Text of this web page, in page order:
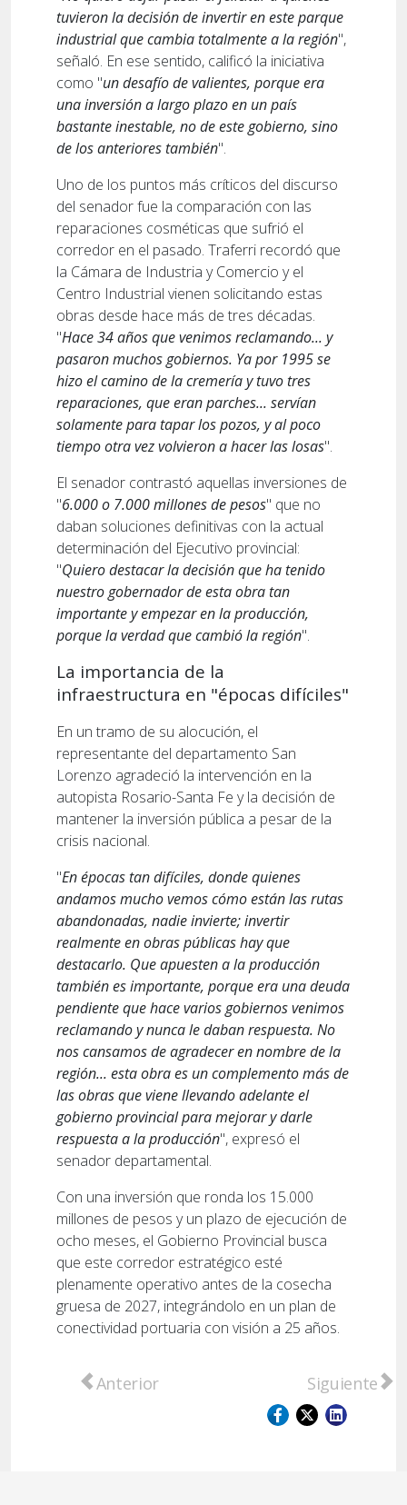
tuvieron la decisión de invertir en este parque
industrial que cambia totalmente a la región",
señaló. En ese sentido, calificó la iniciativa
como "un desafío de valientes, porque era
una inversión a largo plazo en un país
bastante inestable, no de este gobierno, sino
de los anteriores también".
Uno de los puntos más críticos del discurso
del senador fue la comparación con las
reparaciones cosméticas que sufrió el
corredor en el pasado. Traferri recordó que
la Cámara de Industria y Comercio y el
Centro Industrial vienen solicitando estas
obras desde hace más de tres décadas.
"Hace 34 años que venimos reclamando... y
pasaron muchos gobiernos. Ya por 1995 se
hizo el camino de la cremería y tuvo tres
reparaciones, que eran parches... servían
solamente para tapar los pozos, y al poco
tiempo otra vez volvieron a hacer las losas".
El senador contrastó aquellas inversiones de
"6.000 o 7.000 millones de pesos" que no
daban soluciones definitivas con la actual
determinación del Ejecutivo provincial:
"Quiero destacar la decisión que ha tenido
nuestro gobernador de esta obra tan
importante y empezar en la producción,
porque la verdad que cambió la región".
La importancia de la
infraestructura en "épocas difíciles"
En un tramo de su alocución, el
representante del departamento San
Lorenzo agradeció la intervención en la
autopista Rosario-Santa Fe y la decisión de
mantener la inversión pública a pesar de la
crisis nacional.
"En épocas tan difíciles, donde quienes
andamos mucho vemos cómo están las rutas
abandonadas, nadie invierte; invertir
realmente en obras públicas hay que
destacarlo. Que apuesten a la producción
también es importante, porque era una deuda
pendiente que hace varios gobiernos venimos
reclamando y nunca le daban respuesta. No
nos cansamos de agradecer en nombre de la
región... esta obra es un complemento más de
las obras que viene llevando adelante el
gobierno provincial para mejorar y darle
respuesta a la producción", expresó el
senador departamental.
Con una inversión que ronda los 15.000
millones de pesos y un plazo de ejecución de
ocho meses, el Gobierno Provincial busca
que este corredor estratégico esté
plenamente operativo antes de la cosecha
gruesa de 2027, integrándolo en un plan de
conectividad portuaria con visión a 25 años.
Artículo anterior: "Hechos, no discursos":
Anterior Artículo
Siguiente